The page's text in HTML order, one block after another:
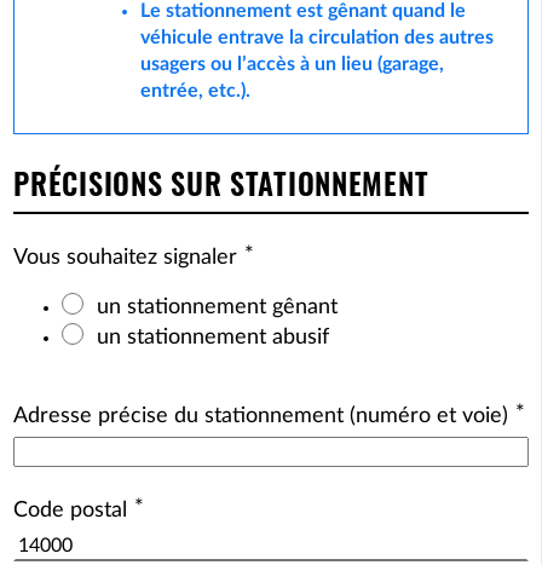
Le stationnement estgênantquand le
véhiculeentrave la circulation des autres
usagers ou l’accès à un lieu (garage,
entrée, etc.).
PRÉCISIONS SUR STATIONNEMENT
Vous souhaitez signaler *
un stationnement gênant
un stationnement abusif
Adresse précise du stationnement (numéro et voie) *
Code postal *